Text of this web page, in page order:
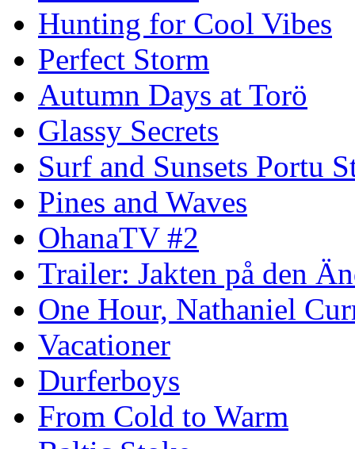
Hunting for Cool Vibes
Perfect Storm
Autumn Days at Torö
Glassy Secrets
Surf and Sunsets Portu
Pines and Waves
OhanaTV #2
Trailer: Jakten på den
One Hour, Nathaniel
Vacationer
Durferboys
From Cold to Warm